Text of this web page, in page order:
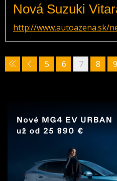
Nová Suzuki
http://www.autoazena.sk/
5 6 7 8 9